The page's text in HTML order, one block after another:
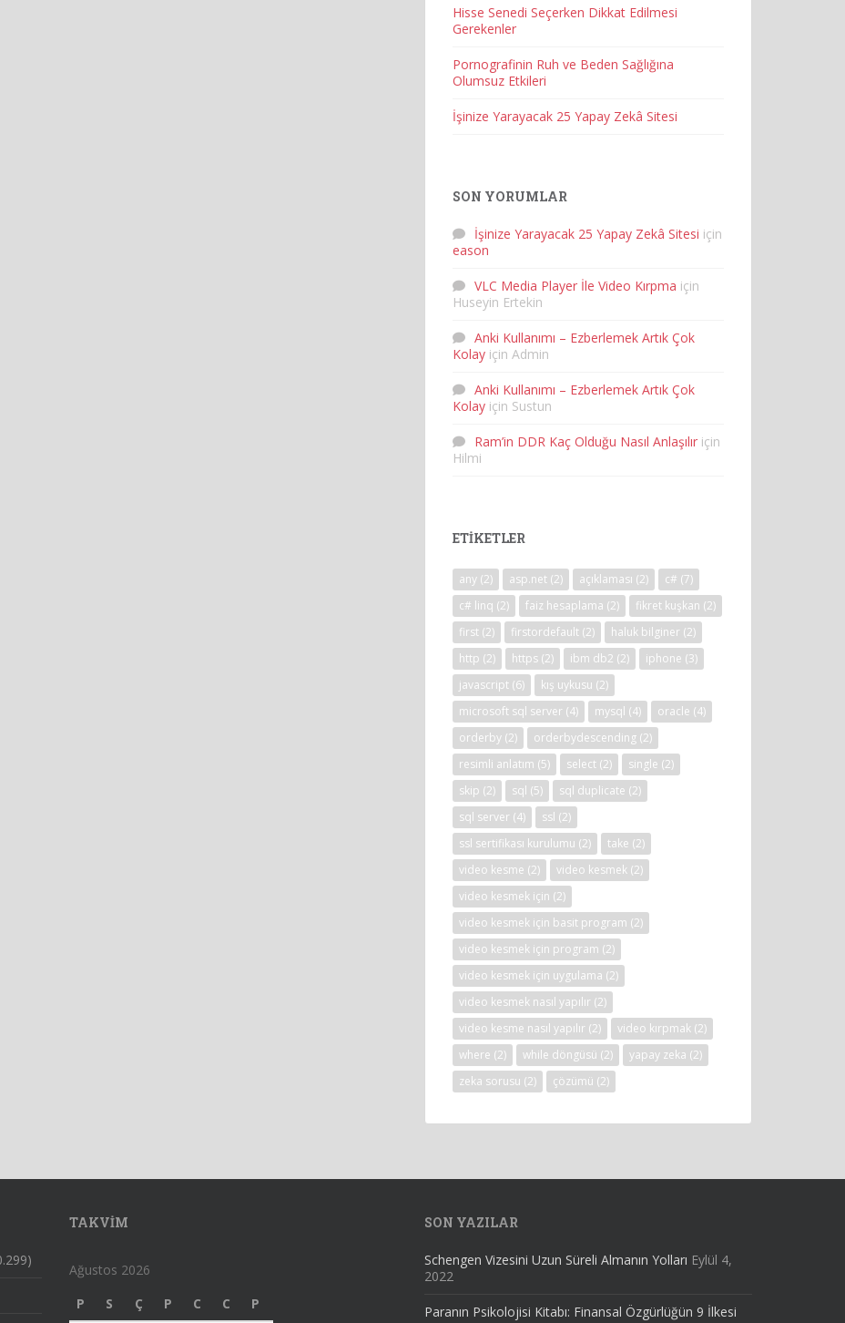
Hisse Senedi Seçerken Dikkat Edilmesi
Gerekenler
Pornografinin Ruh ve Beden Sağlığına
Olumsuz Etkileri
İşinize Yarayacak 25 Yapay Zekâ Sitesi
SON YORUMLAR
İşinize Yarayacak 25 Yapay Zekâ Sitesi için
eason
VLC Media Player İle Video Kırpma için
Huseyin Ertekin
Anki Kullanımı – Ezberlemek Artık Çok
Kolay için Admin
Anki Kullanımı – Ezberlemek Artık Çok
Kolay için Sustun
Ram’in DDR Kaç Olduğu Nasıl Anlaşılır için
Hilmi
ETIKETLER
any (2) asp.net (2) açıklaması (2) c# (7)
c# linq (2) faiz hesaplama (2) fikret kuşkan (2)
first (2) firstordefault (2) haluk bilginer (2)
http (2) https (2) ibm db2 (2) iphone (3)
javascript (6) kış uykusu (2)
microsoft sql server (4) mysql (4) oracle (4)
orderby (2) orderbydescending (2)
resimli anlatım (5) select (2) single (2)
skip (2) sql (5) sql duplicate (2)
sql server (4) ssl (2)
ssl sertifikası kurulumu (2) take (2)
video kesme (2) video kesmek (2)
video kesmek için (2)
video kesmek için basit program (2)
video kesmek için program (2)
video kesmek için uygulama (2)
video kesmek nasıl yapılır (2)
video kesme nasıl yapılır (2) video kırpmak (2)
where (2) while döngüsü (2) yapay zeka (2)
zeka sorusu (2) çözümü (2)
TAKVIM
Ağustos 2026
P
S Ç P C C P
SON YAZILAR
Schengen Vizesini Uzun Süreli Almanın Yolları Eylül 4,
2022
Paranın Psikolojisi Kitabı: Finansal Özgürlüğün 9 İlkesi